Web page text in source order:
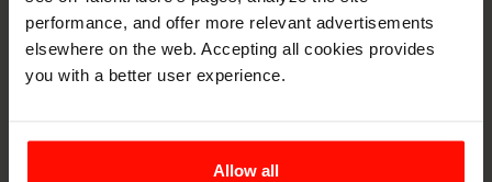
performance, and offer more relevant advertisements
elsewhere on the web. Accepting all cookies provides
you with a better user experience.
Allow all
Artificial Intelligence 15 min read
88% HR-ammattilaisista kertoo tietoturvahuolien